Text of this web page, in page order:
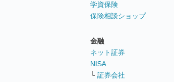
学資保険
保険相談ショップ
金融
ネット証券
NISA
└ 証券会社